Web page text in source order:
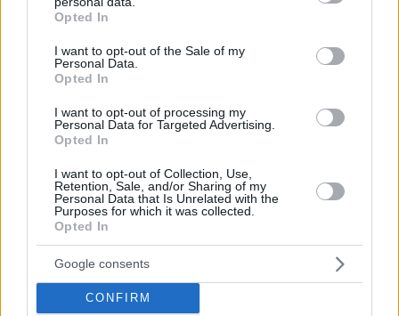
grant or deny consent to Google and its third-party tags to
use your data for below specified purposes in below Google
consent section.
Opted In
I want to opt-out of the Sale of my
Personal Data.
Opted In
I want to opt-out of processing my
Personal Data for Targeted Advertising.
Opted In
I want to opt-out of Collection, Use,
Retention, Sale, and/or Sharing of my
Personal Data that Is Unrelated with the
Purposes for which it was collected.
Opted In
Google consents
CONFIRM
Το μέλλον της τεχνολογίας
27.07.2026, 06:00
Η Smart φοιτητική κατοικία στην καρδιά της Αθήνας
03.08.2026, 10:56
26.07.2026, 09:54